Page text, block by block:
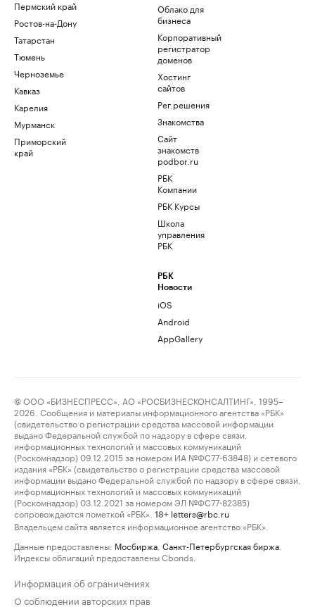
Пермский край
Ростов-на-Дону
Татарстан
Тюмень
Черноземье
Кавказ
Карелия
Мурманск
Приморский
край
Облако для
бизнеса
Корпоративный
регистратор
доменов
Хостинг
сайтов
Рег.решения
Знакомства
Сайт
знакомств
podbor.ru
РБК
Компании
РБК Курсы
Школа
управления
РБК
РБК
Новости
iOS
Android
AppGallery
© ООО «БИЗНЕСПРЕСС», АО «РОСБИЗНЕСКОНСАЛТИНГ», 1995–
2026. Сообщения и материалы информационного агентства «РБК»
(свидетельство о регистрации средства массовой информации
выдано Федеральной службой по надзору в сфере связи,
информационных технологий и массовых коммуникаций
(Роскомнадзор) 09.12.2015 за номером ИА №ФС77-63848) и сетевого
издания «РБК» (свидетельство о регистрации средства массовой
информации выдано Федеральной службой по надзору в сфере связи,
информационных технологий и массовых коммуникаций
(Роскомнадзор) 03.12.2021 за номером ЭЛ №ФС77-82385)
сопровождаются пометкой «РБК».
18+ letters@rbc.ru
Владельцем сайта является информационное агентство «РБК».
Данные предоставлены: Мосбиржа Санкт-Петербургская биржа
Индексы облигаций предоставлены Cbonds.
Информация об ограничениях
О соблюдении авторских прав